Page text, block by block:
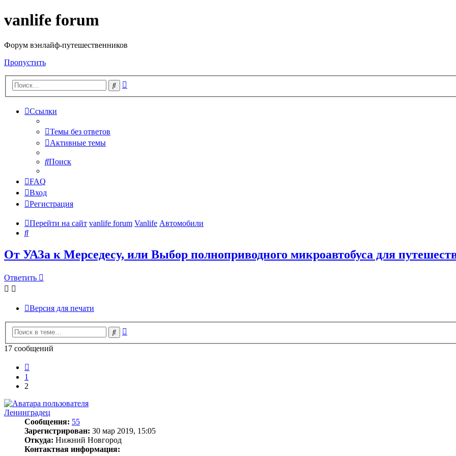
vanlife forum
Форум вэнлайф-путешественников
Пропустить
Поиск
Ссылки
Темы без ответов
Активные темы
Поиск
FAQ
Вход
Регистрация
Перейти на сайт vanlife forum Vanlife Автомобили
Поиск
От УАЗа к Мерседесу, или Выбор полноприводного микроавтобуса для
Ответить
Версия для печати
Поиск
17 сообщений
1
2
Ленинградец
Сообщения: 55
Зарегистрирован: 30 мар 2019, 15:05
Откуда: Нижний Новгород
Контактная информация: